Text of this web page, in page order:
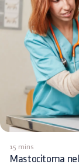
15 mins
Mastocitoma